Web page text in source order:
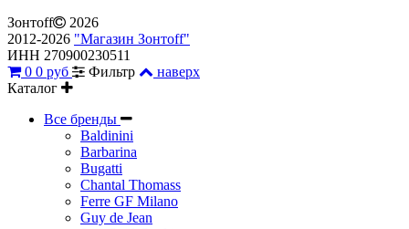
Зонтoff
2026
2012-2026 "Магазин Зонтoff"
ИНН 270900230511
0 0 руб Фильтр
наверх
Каталог
Все бренды
Baldinini
Barbarina
Bugatti
Chantal Thomass
Ferre GF Milano
Guy de Jean